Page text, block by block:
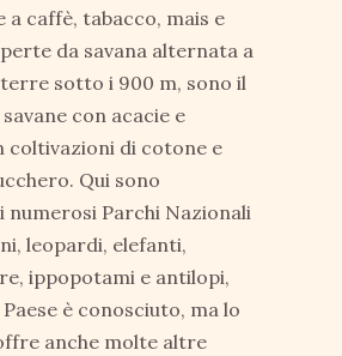
caffè, tabacco, mais e
da savana alternata a
sotto i 900 m, sono il
con acacie e
coltivazioni di cotone e
Qui sono
Parchi Nazionali
leopardi, elefanti,
ippopotami e antilopi,
è conosciuto, ma lo
anche molte altre